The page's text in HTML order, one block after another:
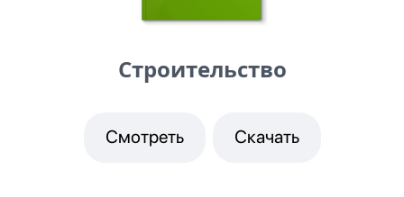
Строительство
Смотреть Скачать